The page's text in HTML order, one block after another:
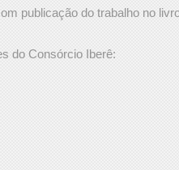
publicação do trabalho no
do Consórcio Iberê: